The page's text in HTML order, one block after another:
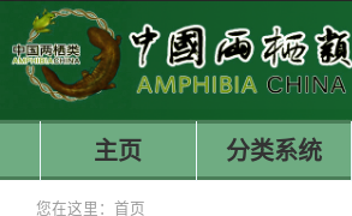
主页 分类系统
您在这里： 首页